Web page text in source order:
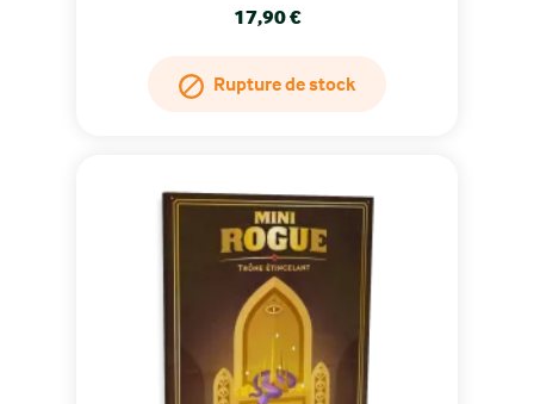
Prix
17,90 €
Rupture de stock